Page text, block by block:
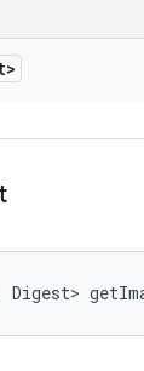
Digest>